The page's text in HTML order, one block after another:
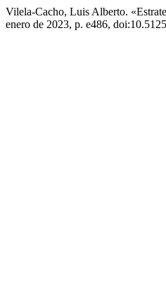
Vilela-Cacho, Luis Alberto.
enero de 2023, p. e486,